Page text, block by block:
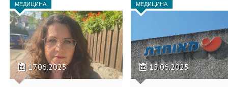
МЕДИЦИНА
17.06.2025
МЕДИЦИНА
15.06.2025